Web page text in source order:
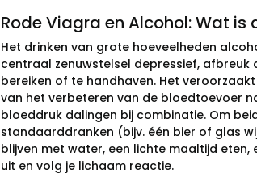
Rode Viagra en Alcohol: Wat is
Het drinken van grote hoeveelheden
centraal zenuwstelsel depressief, afbreuk
bereiken of te handhaven. Het
van het verbeteren van de bloedtoevoer
bloeddruk dalingen bij combinatie. Om
standaarddranken (bijv. één bier of glas
blijven met water, een lichte maaltijd
uit en volg je lichaam reactie.